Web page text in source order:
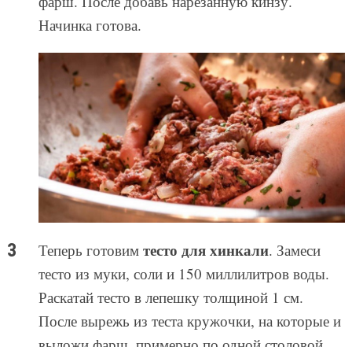
Начинка готова.
Теперь готовим тесто для хинкали. Замеси
тесто из муки, соли и 150 миллилитров воды.
Раскатай тесто в лепешку толщиной 1 см.
После вырежь из теста кружочки, на которые и